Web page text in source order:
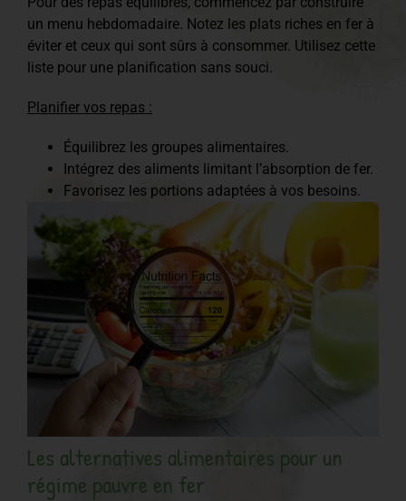
un menu hebdomadaire. Notez les plats riches en fer à
éviter et ceux qui sont sûrs à consommer. Utilisez cette
liste pour une planification sans souci.
Planifier vos repas :
Équilibrez les groupes alimentaires.
Intégrez des aliments limitant l’absorption de fer.
Favorisez les portions adaptées à vos besoins.
Les alternatives alimentaires pour un
régime pauvre en fer